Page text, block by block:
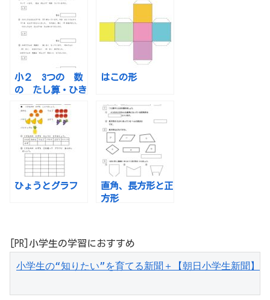
小２ 3つの 数
の たし算・ひき
算 文しょうだい
はこの形
ひょうとグラフ
直角、長方形と正
方形
[PR]小学生の学習におすすめ
小学生の“知りたい”を育てる新聞＋【朝日小学生新聞】